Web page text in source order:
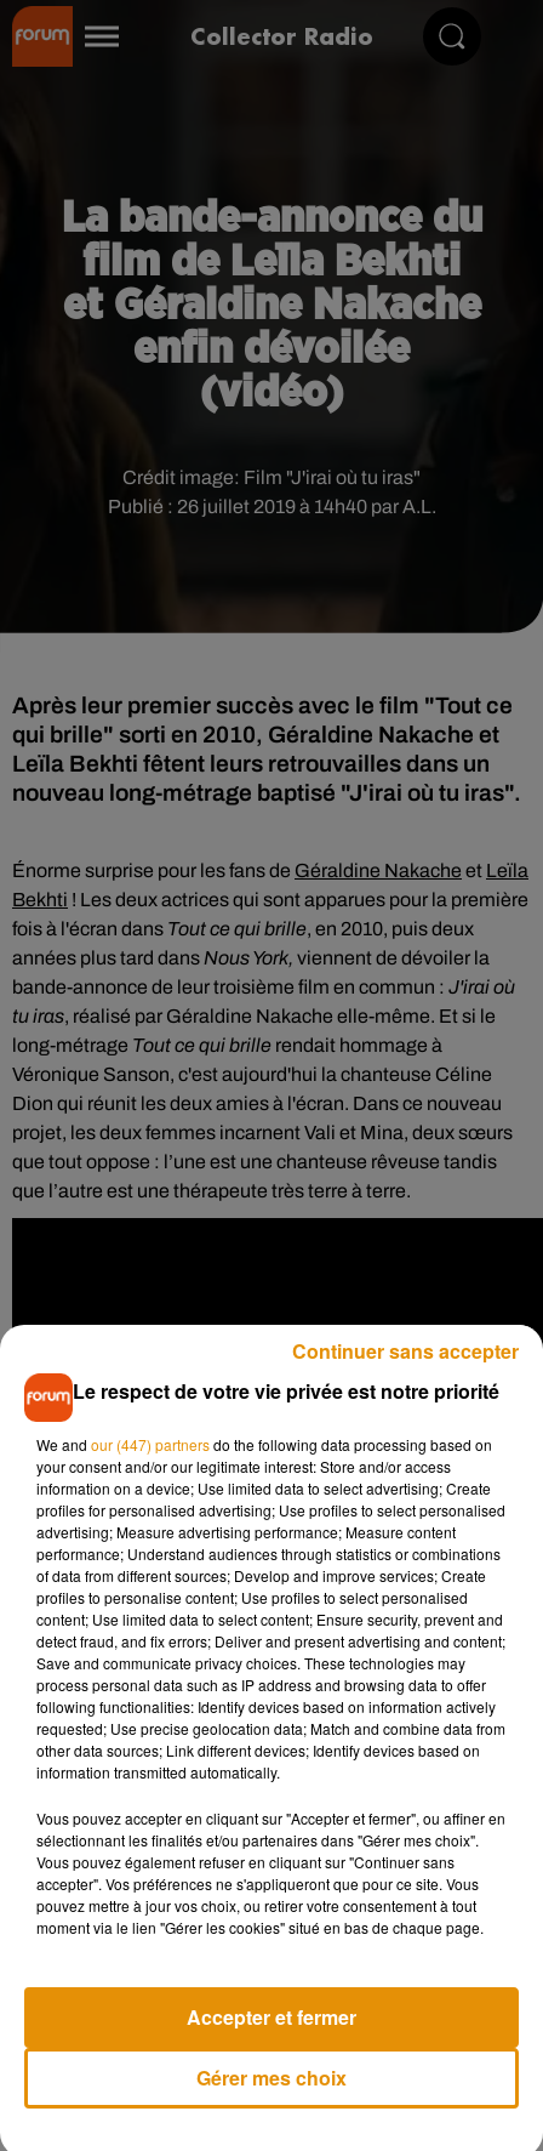
Collector Radio
La bande-annonce du
film de Leïla Bekhti
et Géraldine Nakache
enfin dévoilée
(vidéo)
Publié : 26 juillet 2019 à 14h40 par A.L.
Crédit image: Film "J'irai où tu iras"
Après leur premier succès avec le film "Tout ce
qui brille" sorti en 2010, Géraldine Nakache et
Leïla Bekhti fêtent leurs retrouvailles dans un
nouveau long-métrage baptisé "J'irai où tu iras".
Énorme surprise pour les fans de Géraldine Nakache et Leïla
Bekhti ! Les deux actrices qui sont apparues pour la première
fois à l'écran dans Tout ce qui brille, en 2010, puis deux
années plus tard dans Nous York, viennent de dévoiler la
bande-annonce de leur troisième film en commun : J'irai où
tu iras, réalisé par Géraldine Nakache elle-même. Et si le
long-métrage Tout ce qui brille rendait hommage à
Véronique Sanson, c'est aujourd'hui la chanteuse Céline
Dion qui réunit les deux amies à l'écran. Dans ce nouveau
projet, les deux femmes incarnent Vali et Mina, deux sœurs
que tout oppose : l’une est une chanteuse rêveuse tandis
que l’autre est une thérapeute très terre à terre.
Sans aucun doute, la bonne surprise du casting revient à
l'acteur Patrick Timsit qui joue le rôle du père malade, qui
organise un voyage en voiture jusqu'à Paris dans l'espoir de
voir ses deux filles se réconcilier. Et à en croire la bande-
annonce sortie ce vendredi 26 juillet, ce trajet ne s'annonce
pas de tout repos ! Rendez-vous dans les salles obscures le
2 octobre prochain.
Musique
7 août 2026
Madonna sort enfin le remix de « Love
Le respect de votre vie privée est notre priorité
We and our (447) partnersdo the following data processing based on
your consent and/or our legitimate interest: Store and/or access
information on a device; Use limited data to select advertising; Create
profiles for personalised advertising; Use profiles to select personalised
advertising; Measure advertising performance; Measure content
performance; Understand audiences through statistics or combinations
of data from different sources; Develop and improve services; Create
profiles to personalise content; Use profiles to select personalised
content; Use limited data to select content; Ensure security, prevent and
detect fraud, and fix errors; Deliver and present advertising and content;
Save and communicate privacy choices. These technologies may
process personal data such as IP address and browsing data to offer
following functionalities: Identify devices based on information actively
requested; Use precise geolocation data; Match and combine data from
other data sources; Link different devices; Identify devices based on
information transmitted automatically.
Vous pouvez accepter en cliquant sur "Accepter et fermer", ou affiner en
sélectionnant les finalités et/ou partenaires dans "Gérer mes choix".
Vous pouvez également refuser en cliquant sur "Continuer sans
accepter". Vos préférences ne s'appliqueront que pour ce site. Vous
pouvez mettre à jour vos choix, ou retirer votre consentement à tout
moment via le lien "Gérer les cookies" situé en bas de chaque page.
Gérer mes choix
Accepter et fermer
Continuer sans accepter